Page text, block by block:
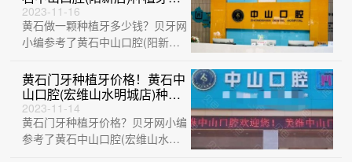
格表更新，瑞士锆钛锆合金种
植牙：8610元起/颗！
2023-11-16
黄石做一颗种植牙多少钱？贝牙网
小编参考了黄石中山口腔(阳新
店)、黄石华···
黄石门牙种植牙价格！黄石中
山口腔(宏维山水明城店)种植
牙价格表参考，瑞典Astra种
植牙：9813元起/颗！
2023-11-14
黄石门牙种植牙价格？贝牙网小编
参考了黄石中山口腔(宏维山水明